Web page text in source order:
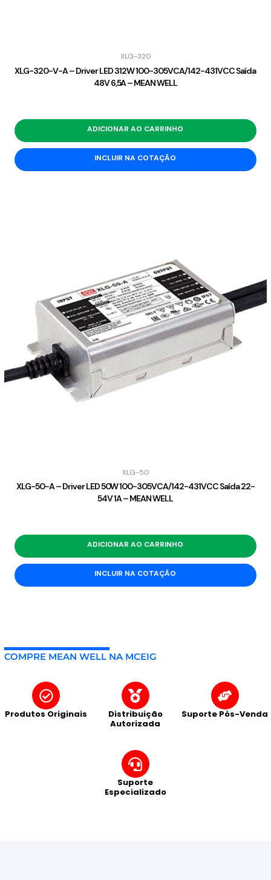
XLG-320
XLG-320-V-A – Driver LED 312W 100-305VCA/142-431VCC Saída
48V 6,5A – MEAN WELL
ADICIONAR AO CARRINHO
INCLUIR NA COTAÇÃO
XLG-50
XLG-50-A – Driver LED 50W 100-305VCA/142-431VCC Saída 22-
54V 1A – MEAN WELL
ADICIONAR AO CARRINHO
INCLUIR NA COTAÇÃO
COMPRE MEAN WELL NA MCEIG
Produtos Originais
Distribuição
Autorizada
Suporte Pós-Venda
Suporte
Especializado